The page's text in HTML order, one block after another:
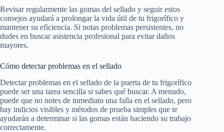
Revisar regularmente las gomas del sellado y seguir estos
consejos ayudará a prolongar la vida útil de tu frigorífico y
mantener su eficiencia. Si notas problemas persistentes, no
dudes en buscar asistencia profesional para evitar daños
mayores.
Cómo detectar problemas en el sellado
Detectar problemas en el sellado de la puerta de tu frigorífico
puede ser una tarea sencilla si sabes qué buscar. A menudo,
puede que no notes de inmediato una falla en el sellado, pero
hay indicios visibles y métodos de prueba simples que te
ayudarán a determinar si las gomas están haciendo su trabajo
correctamente.